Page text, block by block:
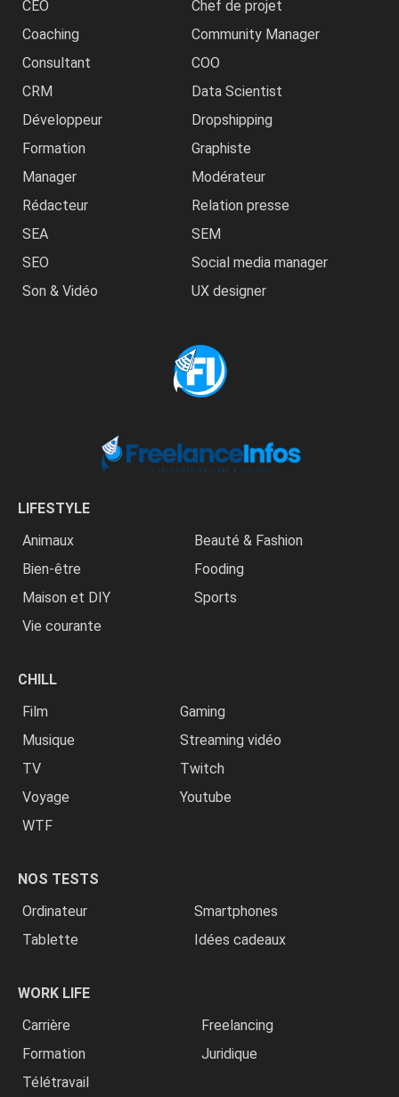
CEO
Chef de projet
Coaching
Community Manager
Consultant
COO
CRM
Data Scientist
Développeur
Dropshipping
Formation
Graphiste
Manager
Modérateur
Rédacteur
Relation presse
SEA
SEM
SEO
Social media manager
Son & Vidéo
UX designer
LIFESTYLE
Animaux
Beauté & Fashion
Bien-être
Fooding
Maison et DIY
Sports
Vie courante
CHILL
Film
Gaming
Musique
Streaming vidéo
TV
Twitch
Voyage
Youtube
WTF
NOS TESTS
Ordinateur
Smartphones
Tablette
Idées cadeaux
WORK LIFE
Carrière
Freelancing
Formation
Juridique
Télétravail